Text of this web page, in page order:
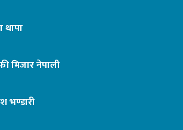
मिजार नेपाली
भण्डारी